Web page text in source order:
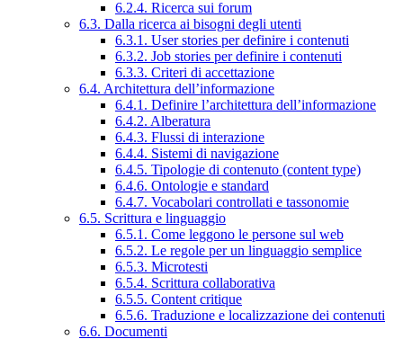
6.2.4. Ricerca sui forum
6.3. Dalla ricerca ai bisogni degli utenti
6.3.1. User stories per definire i contenuti
6.3.2. Job stories per definire i contenuti
6.3.3. Criteri di accettazione
6.4. Architettura dell’informazione
6.4.1. Definire l’architettura dell’informazione
6.4.2. Alberatura
6.4.3. Flussi di interazione
6.4.4. Sistemi di navigazione
6.4.5. Tipologie di contenuto (content type)
6.4.6. Ontologie e standard
6.4.7. Vocabolari controllati e tassonomie
6.5. Scrittura e linguaggio
6.5.1. Come leggono le persone sul web
6.5.2. Le regole per un linguaggio semplice
6.5.3. Microtesti
6.5.4. Scrittura collaborativa
6.5.5. Content critique
6.5.6. Traduzione e localizzazione dei contenuti
6.6. Documenti